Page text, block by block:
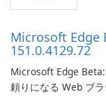
Microsoft Edge
151.0.4129.72
Microsoft Edge
頼りになる Web ブ